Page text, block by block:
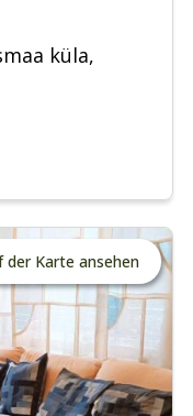
küla,
der Karte ansehen